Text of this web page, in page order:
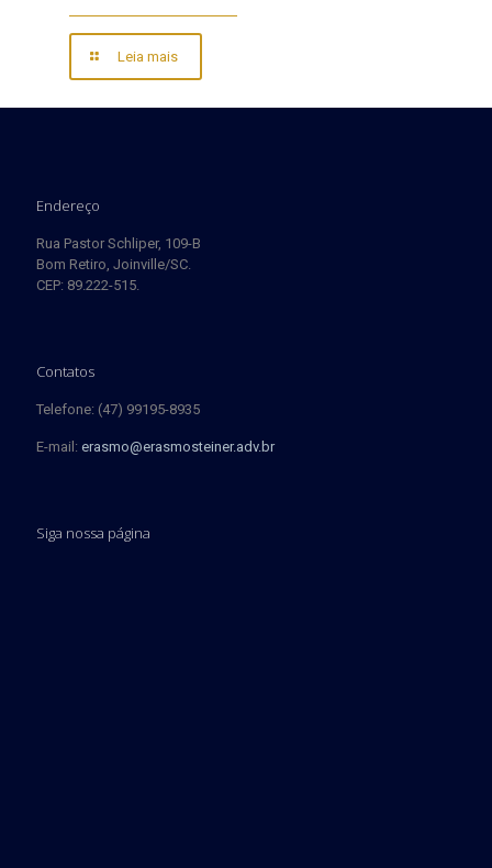
Leia mais
Endereço
Rua Pastor Schliper, 109-B
Bom Retiro, Joinville/SC.
CEP: 89.222-515.
Contatos
Telefone: (47) 99195-8935
E-mail: erasmo@erasmosteiner.adv.br
Siga nossa página